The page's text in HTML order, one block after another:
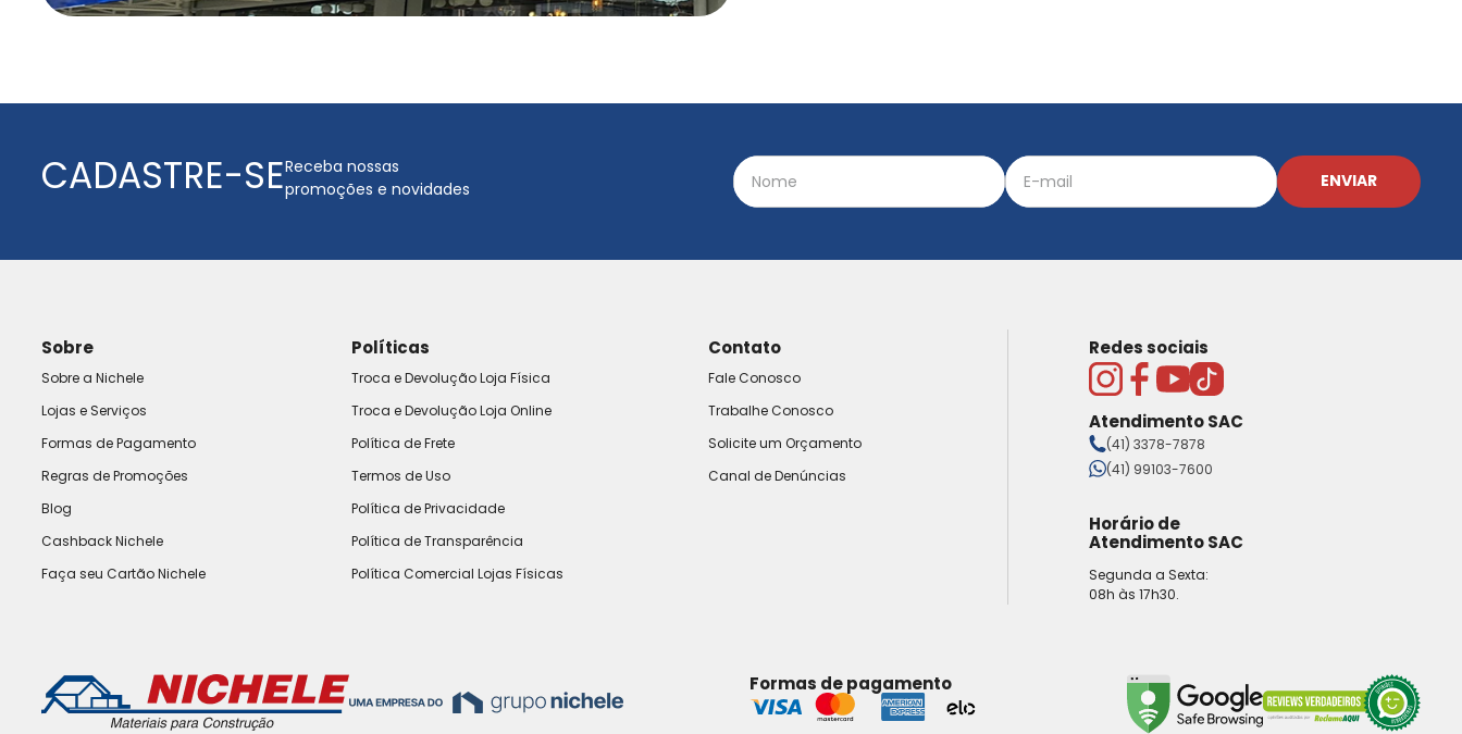
CADASTRE-SEReceba nossas
promoções e novidades
ENVIAR
Sobre
Sobre a Nichele
Lojas e Serviços
Formas de Pagamento
Regras de Promoções
Blog
Cashback Nichele
Faça seu Cartão Nichele
Políticas
Troca e Devolução Loja Física
Troca e Devolução Loja Online
Política de Frete
Termos de Uso
Política de Privacidade
Política de Transparência
Política Comercial Lojas Físicas
Contato
Fale Conosco
Trabalhe Conosco
Solicite um Orçamento
Canal de Denúncias
Redes sociais
Atendimento SAC
(41) 3378-7878
(41) 99103-7600
Horário de
Atendimento SAC
Segunda a Sexta:
08h às 17h30.
Formas de pagamento